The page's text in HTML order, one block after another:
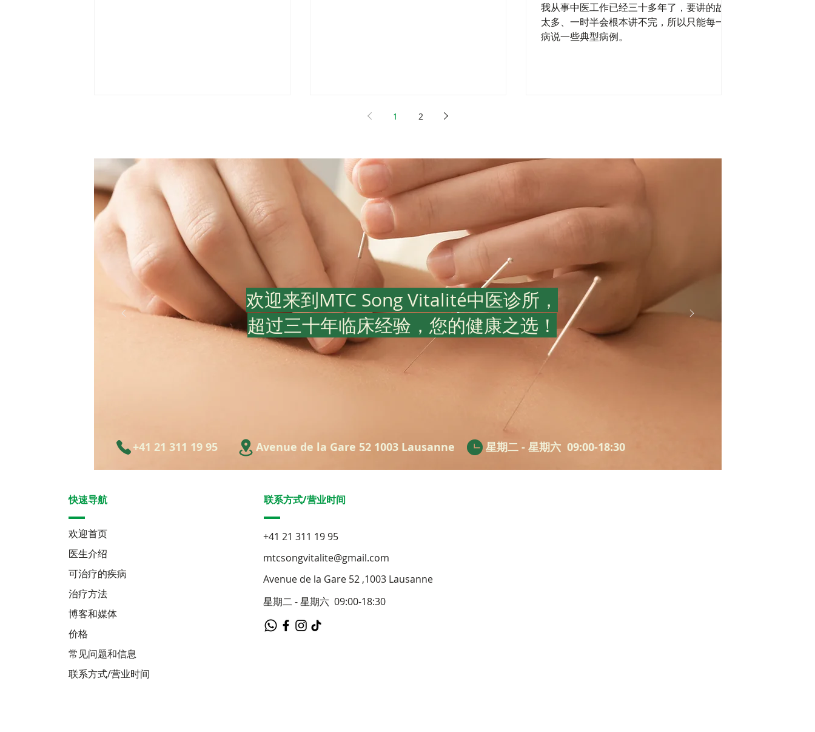
我从事中医工作已经三十多年了，要讲的故事
太多、一时半会根本讲不完，所以只能每一种
病说一些典型病例。
1 2
欢迎来到MTC Song Vitalité中医诊所，
超过三十年临床经验，您的健康之选！
+41 21 311 19 95 Avenue de la Gare 52 1003 Lausanne 星期二 - 星期六 09:00-18:30
快速导航
欢迎首页
医生介绍
可治疗的疾病
治疗方法
博客和媒体
价格
常见问题和信息
联系方式/营业时间
联系方式/营业时间
+41 21 311 19 95
mtcsongvitalite@gmail.com
Avenue de la Gare 52 ,1003 Lausanne
星期二 - 星期六 09:00-18:30